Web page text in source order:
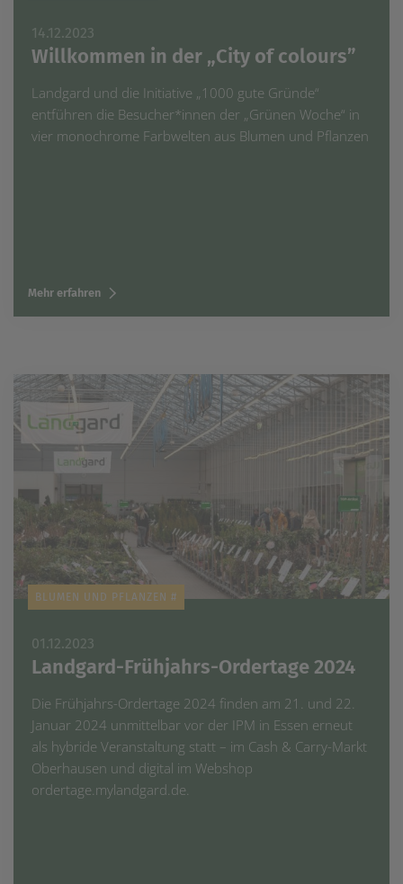
14.12.2023
Willkommen in der „City of colours”
Landgard und die Initiative „1000 gute Gründe“
entführen die Besucher*innen der „Grünen Woche“ in
vier monochrome Farbwelten aus Blumen und Pflanzen
Mehr erfahren
BLUMEN UND PFLANZEN #
01.12.2023
Landgard-Frühjahrs-Ordertage 2024
Die Frühjahrs-Ordertage 2024 finden am 21. und 22.
Januar 2024 unmittelbar vor der IPM in Essen erneut
als hybride Veranstaltung statt – im Cash & Carry-Markt
Oberhausen und digital im Webshop
ordertage.mylandgard.de.